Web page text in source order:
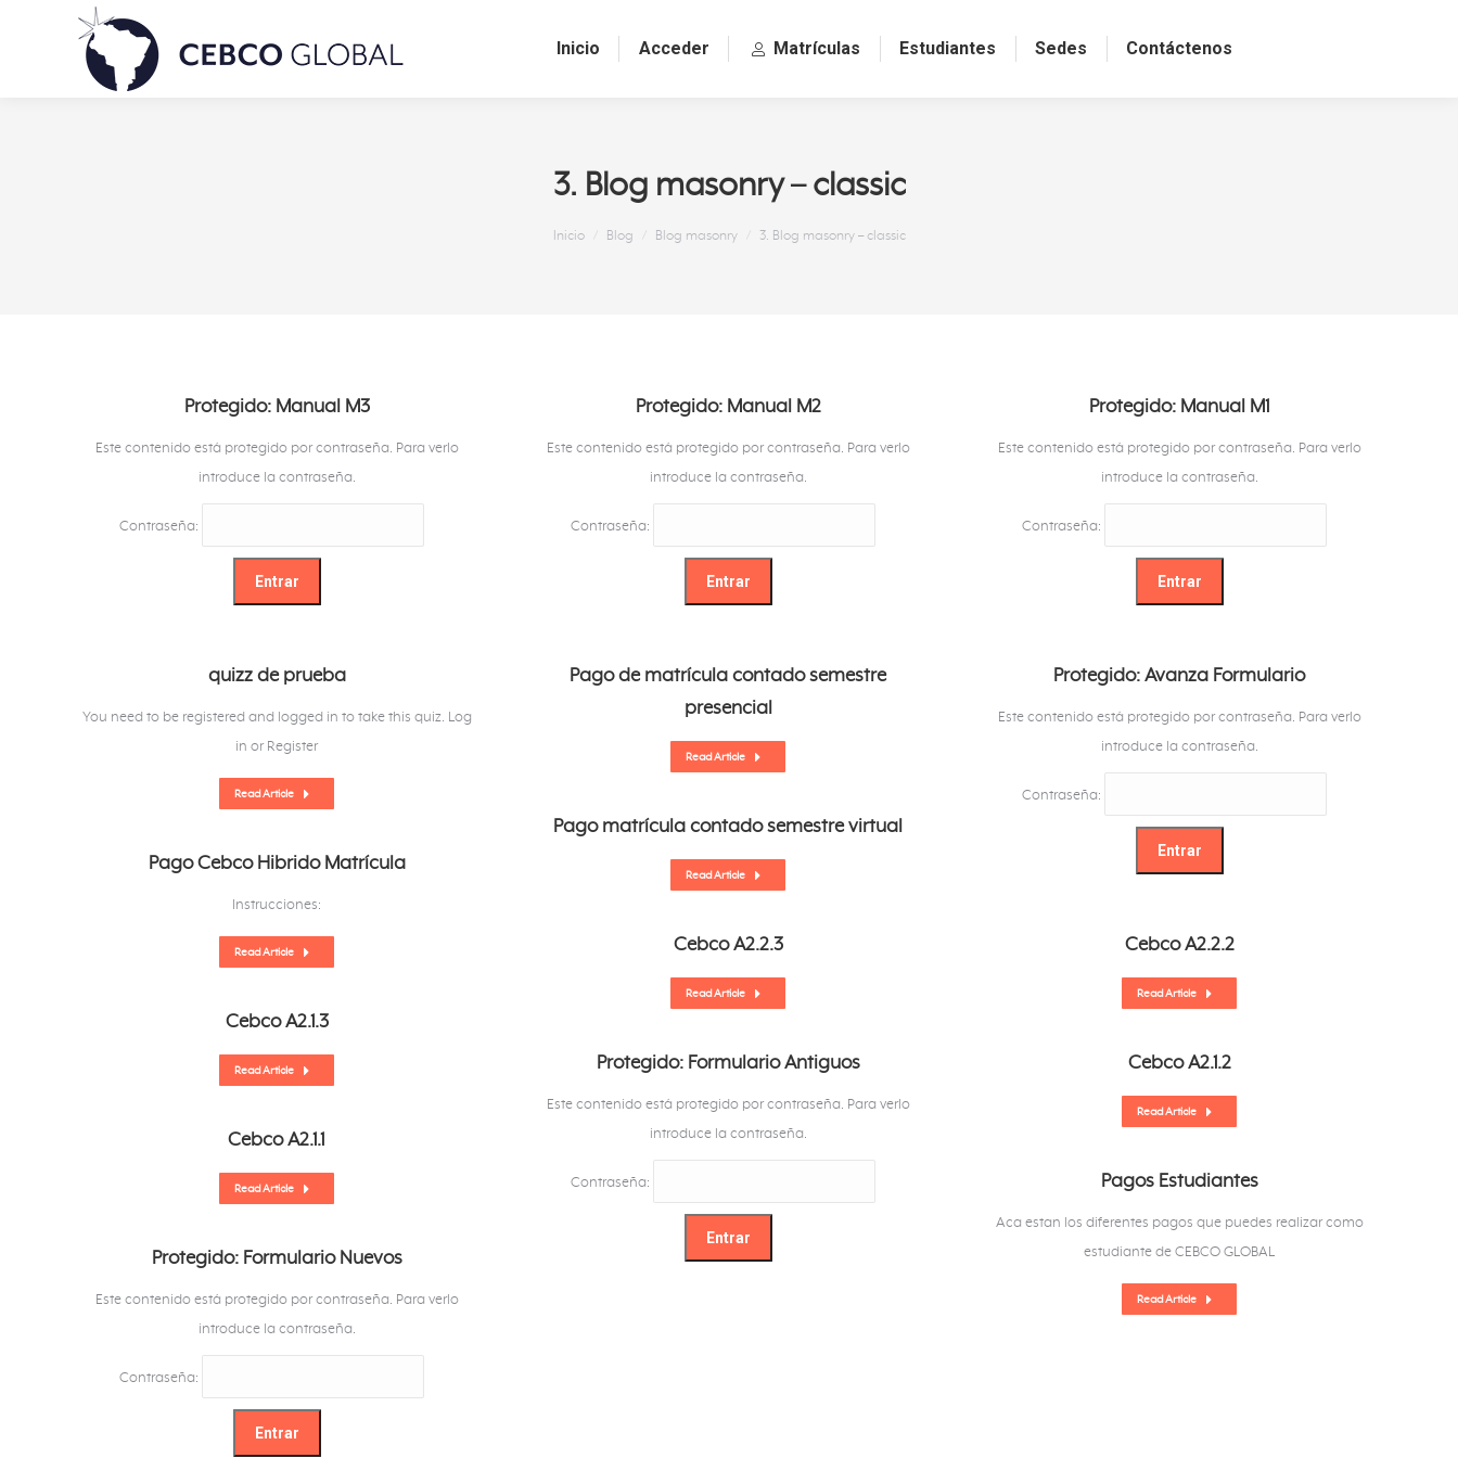
Inicio Acceder Matrículas Estudiantes Sedes Contáctenos
3. Blog masonry – classic
Inicio Blog Blog masonry 3. Blog masonry – classic
Protegido: Manual M3
Este contenido está protegido por contraseña. Para verlo
introduce la contraseña.
Contraseña:
Protegido: Manual M2
Este contenido está protegido por contraseña. Para verlo
introduce la contraseña.
Contraseña:
Protegido: Manual M1
Este contenido está protegido por contraseña. Para verlo
introduce la contraseña.
Contraseña:
quizz de prueba
You need to be registered and logged in to take this quiz. Log
in or Register
Read Article
Pago de matrícula contado semestre
presencial
Read Article
Protegido: Avanza Formulario
Este contenido está protegido por contraseña. Para verlo
introduce la contraseña.
Contraseña:
Pago matrícula contado semestre virtual
Read Article
Pago Cebco Hibrido Matrícula
Instrucciones:
Read Article Cebco A2.2.3
Read Article
Cebco A2.2.2
Read Article
Cebco A2.1.3
Read Article Protegido: Formulario Antiguos
Este contenido está protegido por contraseña. Para verlo
introduce la contraseña.
Contraseña:
Cebco A2.1.2
Read Article
Cebco A2.1.1
Read Article Pagos Estudiantes
Aca estan los diferentes pagos que puedes realizar como
estudiante de CEBCO GLOBAL
Read Article
Protegido: Formulario Nuevos
Este contenido está protegido por contraseña. Para verlo
introduce la contraseña.
Contraseña: